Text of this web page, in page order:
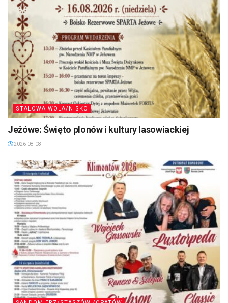
STALOWA WOLA/NISKO
Jeżówe: Święto plonów i kultury lasowiackiej
2026-08-08